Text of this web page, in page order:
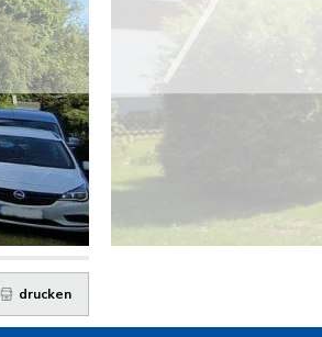
drucken